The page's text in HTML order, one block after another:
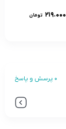
۲۱۹.۰۰۰ تومان
0 پرسش و پاسخ